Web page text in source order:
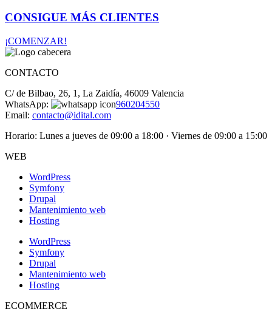
CONSIGUE MÁS CLIENTES
¡COMENZAR!
CONTACTO
C/ de Bilbao, 26, 1, La Zaidía, 46009 Valencia
WhatsApp:
960204550
Email: contacto@idital.com
Horario: Lunes a jueves de 09:00 a 18:00 · Viernes de 09:00 a 15:00
WEB
WordPress
Symfony
Drupal
Mantenimiento web
Hosting
WordPress
Symfony
Drupal
Mantenimiento web
Hosting
ECOMMERCE